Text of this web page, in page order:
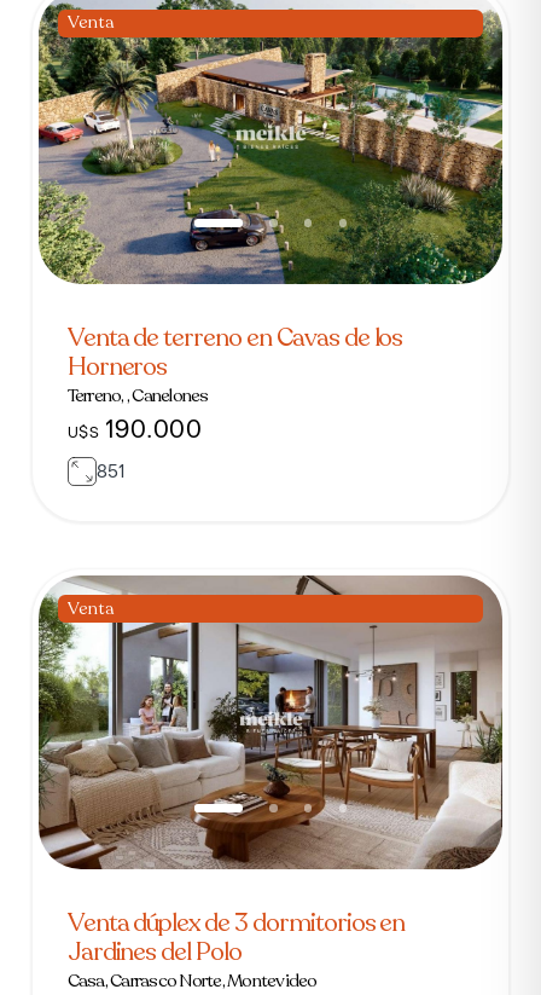
Venta
Venta de terreno en Cavas de los
Horneros
Terreno, , Canelones
U$S 190.000
851
Venta
Venta dúplex de 3 dormitorios en
Jardines del Polo
Casa, Carrasco Norte, Montevideo